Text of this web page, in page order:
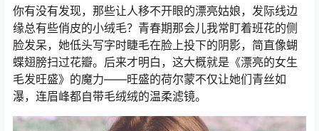
你有没有发现，那些让人移不开眼的漂亮姑娘，发际线边
缘总有些俏皮的小绒毛？青春期那会儿我常盯着班花的侧
脸发呆，她低头写字时睫毛在脸上投下的阴影，简直像蝴
蝶翅膀扫过花瓣。后来才明白，这大概就是《漂亮的女生
毛发旺盛》的魔力——旺盛的荷尔蒙不仅让她们青丝如
瀑，连眉峰都自带毛绒绒的温柔滤镜。